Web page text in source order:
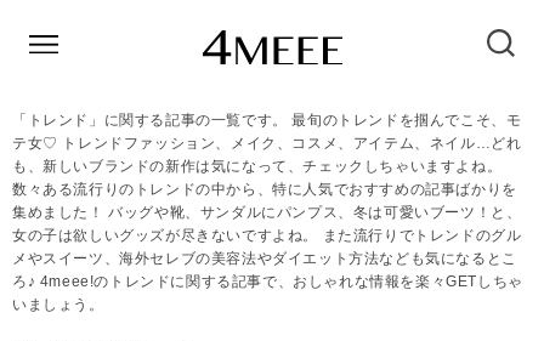
「トレンド」に関する記事の一覧です。 最旬のトレンドを掴んでこそ、モ
テ女♡ トレンドファッション、メイク、コスメ、アイテム、ネイル…どれ
も、新しいブランドの新作は気になって、チェックしちゃいますよね。
数々ある流行りのトレンドの中から、特に人気でおすすめの記事ばかりを
集めました！ バッグや靴、サンダルにパンプス、冬は可愛いブーツ！と、
女の子は欲しいグッズが尽きないですよね。 また流行りでトレンドのグル
メやスイーツ、海外セレブの美容法やダイエット方法なども気になるとこ
ろ♪ 4meee!のトレンドに関する記事で、おしゃれな情報を楽々GETしちゃ
いましょう。